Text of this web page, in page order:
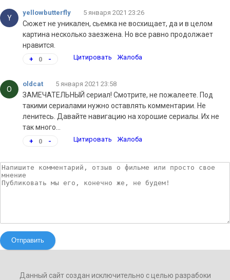
Y
yellowbutterfly 5 января 2021 23:26
Сюжет не уникален, сьемка не восхищает, да и в целом
картина несколько заезжена. Но все равно продолжает
нравится.
+ 0 - Цитировать Жалоба
O
oldcat 5 января 2021 23:58
ЗАМЕЧАТЕЛЬНЫЙ сериал! Смотрите, не пожалеете. Под
такими сериалами нужно оставлять комментарии. Не
ленитесь. Давайте навигацию на хорошие сериалы. Их не
так много...
+ 0 - Цитировать Жалоба
Отправить
Данный сайт создан исключительно с целью разрабоки